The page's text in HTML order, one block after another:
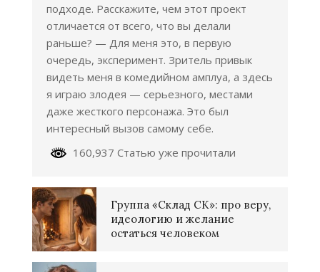
подходе. Расскажите, чем этот проект
отличается от всего, что вы делали
раньше? — Для меня это, в первую
очередь, эксперимент. Зритель привык
видеть меня в комедийном амплуа, а здесь
я играю злодея — серьезного, местами
даже жесткого персонажа. Это был
интересный вызов самому себе.
160,937 Статью уже прочитали
Группа «Склад СК»: про веру,
идеологию и желание
остаться человеком